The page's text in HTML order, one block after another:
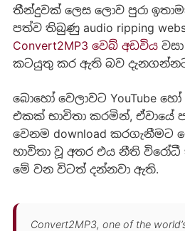
තීන්දුවක් ලෙස ලොව පුරා
පත්ව තිබුණු audio ripping
Convert2MP3 වෙබ් අඩවිය
කටයුතු කර ඇති බව දැනගන්නට
බොහෝ වෙලාවට YouTube හෝ
එකක් භාවිතා කරමින්, ඒවායේ
වෙනම download කරගැනීමට
භාවිතා වූ අතර එය නීති
මේ වන විටත් දන්නවා ඇති.
Convert2MP3, one of the